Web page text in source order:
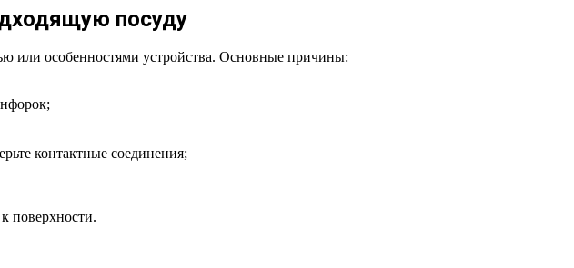
посуду
или особенностями устройства. Основные причины:
контактные соединения;
поверхности.